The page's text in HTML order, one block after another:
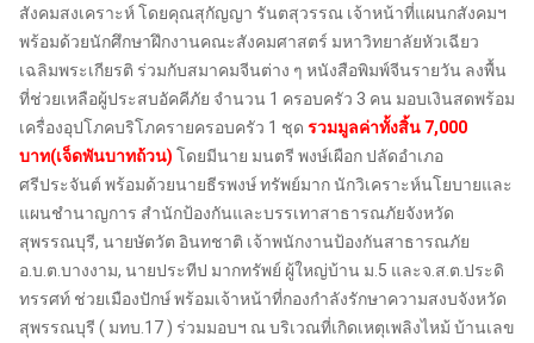
สังคมสงเคราะห์ โดยคุณสุกัญญา รันตสุวรรณ เจ้าหน้าที่แผนกสังคมฯ
พร้อมด้วยนักศึกษาฝึกงานคณะสังคมศาสตร์ มหาวิทยาลัยหัวเฉียว
เฉลิมพระเกียรติ ร่วมกับสมาคมจีนต่าง ๆ หนังสือพิมพ์จีนรายวัน ลงพื้น
ที่ช่วยเหลือผู้ประสบอัคคีภัย จำนวน 1 ครอบครัว 3 คน มอบเงินสดพร้อม
เครื่องอุปโภคบริโภครายครอบครัว 1 ชุดรวมมูลค่าทั้งสิ้น 7,000
บาท(เจ็ดพันบาทถ้วน)โดยมีนาย มนตรี พงษ์เผือก ปลัดอำเภอ
ศรีประจันต์ พร้อมด้วยนายธีรพงษ์ ทรัพย์มาก นักวิเคราะห์นโยบายและ
แผนชำนาญการ สำนักป้องกันและบรรเทาสาธารณภัยจังหวัด
สุพรรณบุรี, นายษัตวัต อินทชาติ เจ้าพนักงานป้องกันสาธารณภัย
อ.บ.ต.บางงาม, นายประทีป มากทรัพย์ ผู้ใหญ่บ้าน ม.5 และจ.ส.ต.ประดิ
ทรรศท์ ช่วยเมืองปักษ์ พร้อมเจ้าหน้าที่กองกำลังรักษาความสงบจังหวัด
สุพรรณบุรี ( มทบ.17 ) ร่วมมอบฯ ณ บริเวณที่เกิดเหตุเพลิงไหม้ บ้านเลข